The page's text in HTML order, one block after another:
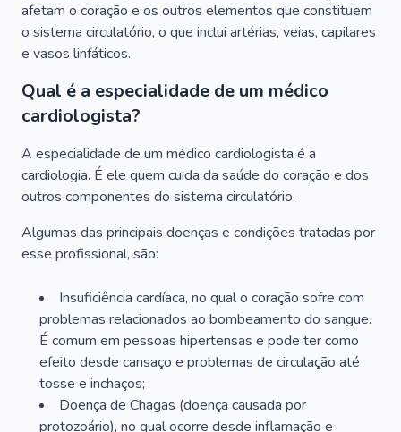
afetam o coração e os outros elementos que constituem
o sistema circulatório, o que inclui artérias, veias, capilares
e vasos linfáticos.
Qual é a especialidade de um médico
cardiologista?
A especialidade de um médico cardiologista é a
cardiologia. É ele quem cuida da saúde do coração e dos
outros componentes do sistema circulatório.
Algumas das principais doenças e condições tratadas por
esse profissional, são:
Insuficiência cardíaca, no qual o coração sofre com
problemas relacionados ao bombeamento do sangue.
É comum em pessoas hipertensas e pode ter como
efeito desde cansaço e problemas de circulação até
tosse e inchaços;
Doença de Chagas (doença causada por
protozoário), no qual ocorre desde inflamação e